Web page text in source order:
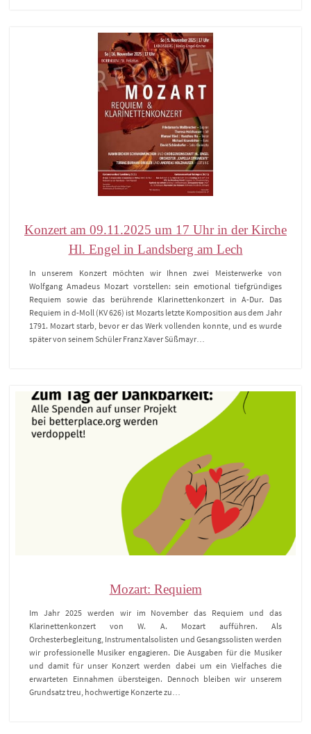
Konzert am 09.11.2025 um 17 Uhr in der Kirche
Hl. Engel in Landsberg am Lech
In unserem Konzert möchten wir Ihnen zwei Meisterwerke von
Wolfgang Amadeus Mozart vorstellen: sein emotional tiefgründiges
Requiem sowie das berührende Klarinettenkonzert in A-Dur. Das
Requiem in d-Moll (KV 626) ist Mozarts letzte Komposition aus dem Jahr
1791. Mozart starb, bevor er das Werk vollenden konnte, und es wurde
später von seinem Schüler Franz Xaver Süßmayr…
Mozart: Requiem
Im Jahr 2025 werden wir im November das Requiem und das
Klarinettenkonzert von W. A. Mozart aufführen. Als
Orchesterbegleitung, Instrumentalsolisten und Gesangssolisten werden
wir professionelle Musiker engagieren. Die Ausgaben für die Musiker
und damit für unser Konzert werden dabei um ein Vielfaches die
erwarteten Einnahmen übersteigen. Dennoch bleiben wir unserem
Grundsatz treu, hochwertige Konzerte zu…